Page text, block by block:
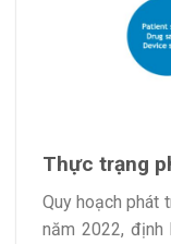
Thực trạng
Quy hoạch phát
năm 2022,